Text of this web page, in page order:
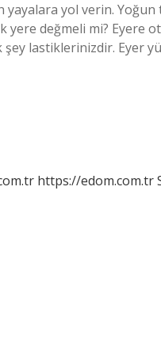
yayalara yol verin.
yere değmeli mi? Eyere
şey lastiklerinizdir. Eyer
https://edom.com.tr